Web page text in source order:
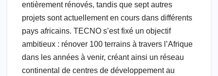
entièrement rénovés, tandis que sept autres
projets sont actuellement en cours dans différents
pays africains. TECNO s’est fixé un objectif
ambitieux : rénover 100 terrains à travers l’Afrique
dans les années à venir, créant ainsi un réseau
continental de centres de développement au